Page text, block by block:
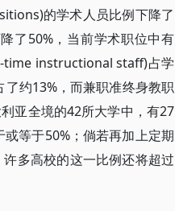
的学术人员比例下降了
了50%，当前学术职位中有
time instructional staff)占学
约13%，而兼职准终身教职
亚全境的42所大学中，有27
等于50%；倘若再加上定期
多高校的这一比例还将超过